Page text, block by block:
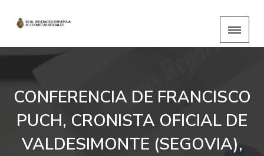
CONFERENCIA DE FRANCISCO
PUCH, CRONISTA OFICIAL DE
VALDESIMONTE (SEGOVIA),